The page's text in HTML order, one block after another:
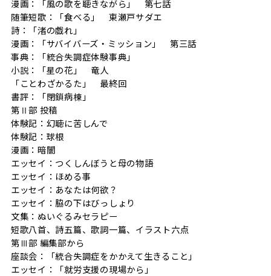
漫画：「風の歌を聴きながら」 第七話
随筆短歌：「食べる」 東瀬戸サダエ
詩：「渚の戯れ」
漫画：「サバイバーズ・ミッション」 第三話
事典：「統合失調症体験事典」
小説：「星の花」 竜人
「ことわざかるた」 最終回
書評：「閉鎖病棟」
第Ⅱ部 投稿
体験記：幻聴に苦しんで
体験記：球根
漫画：暗闇
エッセイ：つくしんぼうと母の物語
エッセイ：ほめる事
エッセイ：あなたは何欲？
エッセイ：脇の下はびっしょり
文集：ぬいぐるみセラピー
短歌八首、詩五篇、歌詞一篇、イラスト六点
第Ⅲ部 編集部から
座談会：「統合失調症をかかえて生きること」
エッセイ：「就労支援の現場から」